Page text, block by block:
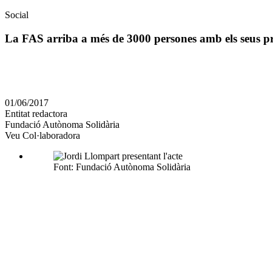
Àmbit
la
Social
La FAS arriba a més de 3000 persones amb els seus
en
altres
xarxes
socials
01/06/2017
Entitat redactora
Fundació Autònoma Solidària
Veu Col·laboradora
Font: Fundació Autònoma Solidària